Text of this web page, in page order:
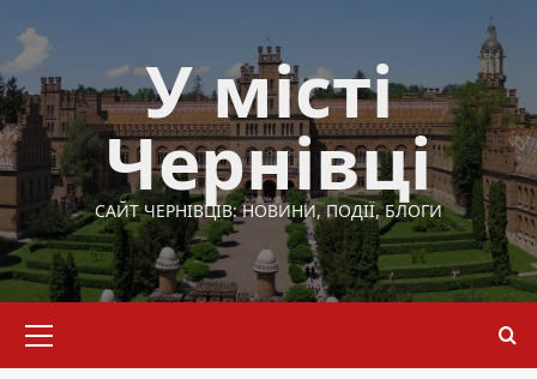
до
вмісту
У місті
Чернівці
САЙТ ЧЕРНІВЦІВ: НОВИНИ, ПОДІЇ, БЛОГИ
меню